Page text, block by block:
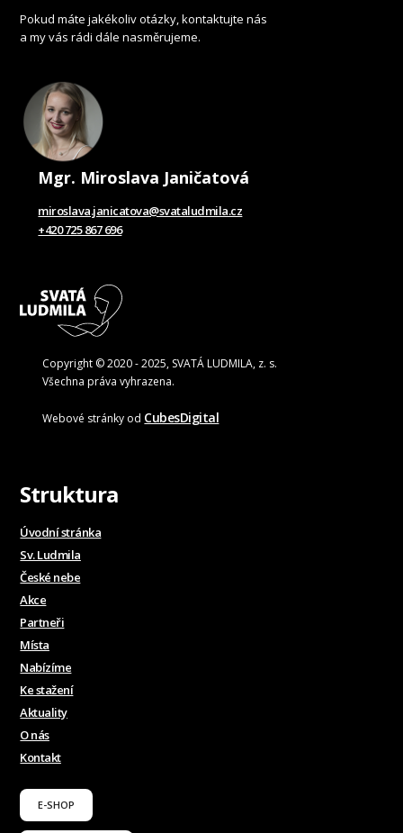
Pokud máte jakékoliv otázky, kontaktujte nás
a my vás rádi dále nasměrujeme.
Mgr. Miroslava Janičatová
miroslava.janicatova@svataludmila.cz
+420 725 867 696
Copyright © 2020 - 2025, SVATÁ LUDMILA, z. s.
Všechna práva vyhrazena.
Webové stránky od CubesDigital
Struktura
Úvodní stránka
Sv. Ludmila
České nebe
Akce
Partneři
Místa
Nabízíme
Ke stažení
Aktuality
O nás
Kontakt
E-SHOP